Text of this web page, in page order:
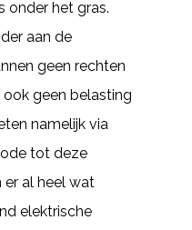
onder het gras.
aan de
geen rechten
geen belasting
namelijk via
tot deze
er al heel wat
elektrische